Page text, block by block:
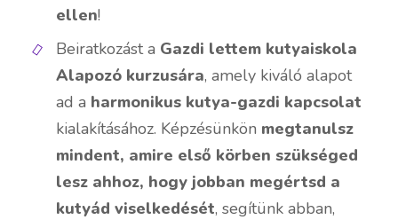
ellen!
Beiratkozást a Gazdi lettem kutyaiskola
Alapozó kurzusára, amely kiváló alapot
ad a harmonikus kutya-gazdi kapcsolat
kialakításához. Képzésünkön megtanulsz
mindent, amire első körben szükséged
lesz ahhoz, hogy jobban megértsd a
kutyád viselkedését, segítünk abban,